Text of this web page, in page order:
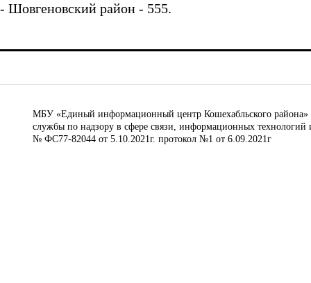
- Шовгеновский район - 555.
МБУ «Единый информационный центр Кошехабльского района»
службы по надзору в сфере связи, информационных
№ ФС77-82044 от 5.10.2021г. протокол №1 от 6.09.2021г